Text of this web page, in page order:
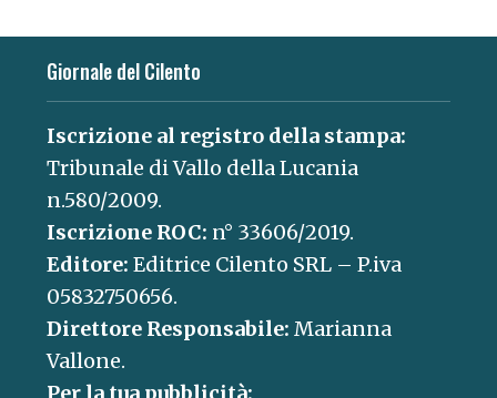
Giornale del Cilento
Iscrizione al registro della stampa:
Tribunale di Vallo della Lucania
n.580/2009.
Iscrizione ROC: n° 33606/2019.
Editore: Editrice Cilento SRL – P.iva
05832750656.
Direttore Responsabile: Marianna
Vallone.
Per la tua pubblicità: